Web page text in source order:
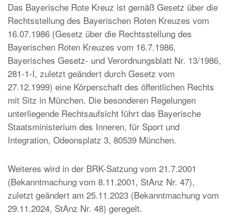
Das Bayerische Rote Kreuz ist gemäß Gesetz über die
Rechtsstellung des Bayerischen Roten Kreuzes vom
16.07.1986 (Gesetz über die Rechtsstellung des
Bayerischen Roten Kreuzes vom 16.7.1986,
Bayerisches Gesetz- und Verordnungsblatt Nr. 13/1986,
281-1-I, zuletzt geändert durch Gesetz vom
27.12.1999) eine Körperschaft des öffentlichen Rechts
mit Sitz in München. Die besonderen Regelungen
unterliegende Rechtsaufsicht führt das Bayerische
Staatsministerium des Inneren, für Sport und
Integration, Odeonsplatz 3, 80539 München.
Weiteres wird in der BRK-Satzung vom 21.7.2001
(Bekanntmachung vom 8.11.2001, StAnz Nr. 47),
zuletzt geändert am 25.11.2023 (Bekanntmachung vom
29.11.2024, StAnz Nr. 48) geregelt.